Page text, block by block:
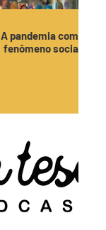
A pandemia como
fenômeno social